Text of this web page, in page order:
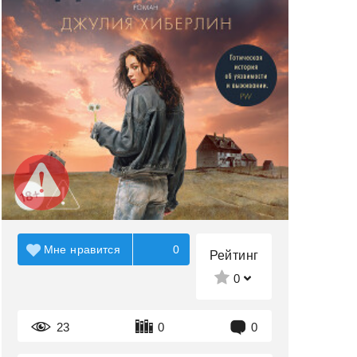
Рейтинг
0
23 0 0
Мне нравится 0